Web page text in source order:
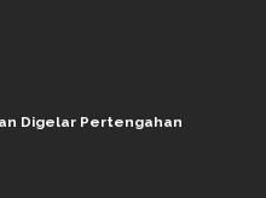
Digelar Pertengahan